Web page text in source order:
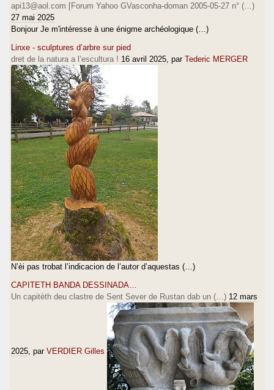
api13@aol.com [Forum Yahoo GVasconha-doman 2005-05-27 n° (…)
27 mai 2025
Bonjour Je m'intéresse à une énigme archéologique (…)
Linxe - sculptures d’arbre sur pied
dret de la natura a l’escultura ! 16 avril 2025 , par Tederic MERGER
N’èi pas trobat l’indicacion de l’autor d’aquestas (…)
CAPITETH BANDA DESSINADA…
Un capitèth deu clastre de Sent Sever de Rustan dab un (…) 12 mars
2025 , par VERDIER Gilles